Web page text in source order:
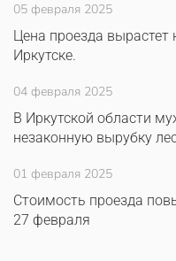
05 февраля 2025
Цена проезда
Иркутске.
04 февраля 2025
В Иркутской области
незаконную вырубку
01 февраля 2025
Стоимость проезда
27 февраля